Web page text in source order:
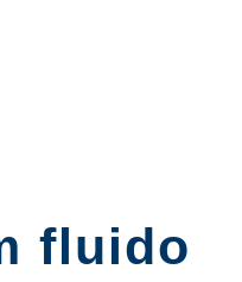
fluido